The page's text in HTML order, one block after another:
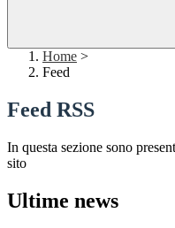
Home >
Feed
Feed RSS
In questa sezione sono
sito
Ultime news